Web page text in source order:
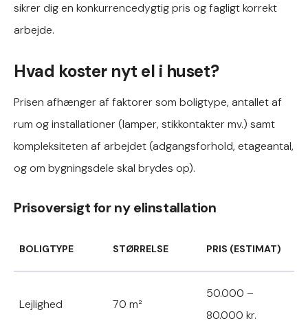
sikrer dig en konkurrencedygtig pris og fagligt korrekt
arbejde.
Hvad koster nyt el i huset?
Prisen afhænger af faktorer som boligtype, antallet af
rum og installationer (lamper, stikkontakter mv.) samt
kompleksiteten af arbejdet (adgangsforhold, etageantal,
og om bygningsdele skal brydes op).
Prisoversigt for ny elinstallation
BOLIGTYPE STØRRELSE PRIS (ESTIMAT)
Lejlighed 70 m²
50.000 –
80.000 kr.